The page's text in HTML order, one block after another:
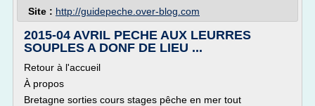
Site : http://guidepeche.over-blog.com
2015-04 AVRIL PECHE AUX LEURRES
SOUPLES A DONF DE LIEU ...
Retour à l'accueil
À propos
Bretagne sorties cours stages pêche en mer tout